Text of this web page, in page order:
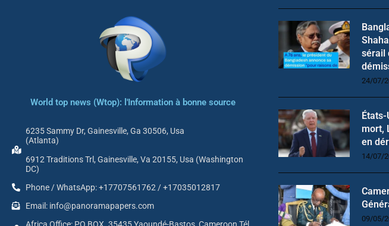
World top news (Wtop): l'Information à bonne source
6235 Sammy Dr, Gainesville, Ga 30506, Usa
(Atlanta)
6912 Traditions Trl, Gainesville, Va 20155, Usa (Washington
DC)
Phone / WhatsApp: +17707561762 / +17035012817
Email: info@panoramapapers.com
sérail
24/07/
mort,
en
14/07/
09/05/